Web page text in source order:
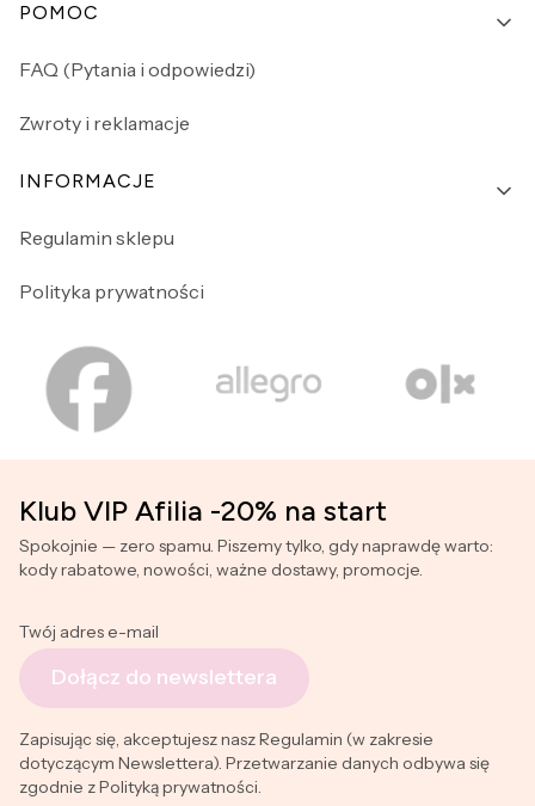
POMOC
FAQ (Pytania i odpowiedzi)
Zwroty i reklamacje
INFORMACJE
Regulamin sklepu
Polityka prywatności
Klub VIP Afilia -20% na start
Spokojnie — zero spamu. Piszemy tylko, gdy naprawdę warto:
kody rabatowe, nowości, ważne dostawy, promocje.
Twój adres e-mail
Dołącz do newslettera
Zapisując się, akceptujesz nasz Regulamin (w zakresie
dotyczącym Newslettera). Przetwarzanie danych odbywa się
zgodnie z Polityką prywatności.